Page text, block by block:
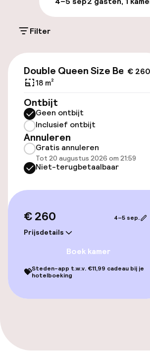
Bagageruimte
Parkeergelegenheid op
(buiten)
Openbaar parkeren
Toegankelijkheid
Lift
Gratis wifi
Eet- en drinkgelegenheden
Filter
€ 260
Double Queen Size Bed
18 m²
Ontbijt
Geen ontbijt
Inclusief ontbijt
Annuleren
Gratis annuleren
Tot 20 augustus 2026 om 21:59
Niet-terugbetaalbaar
€ 260
Prijsdetails
4–5 sep.
Boek kamer
💝Steden-app t.w.v. €11,99 cadeau bij je
hotelboeking